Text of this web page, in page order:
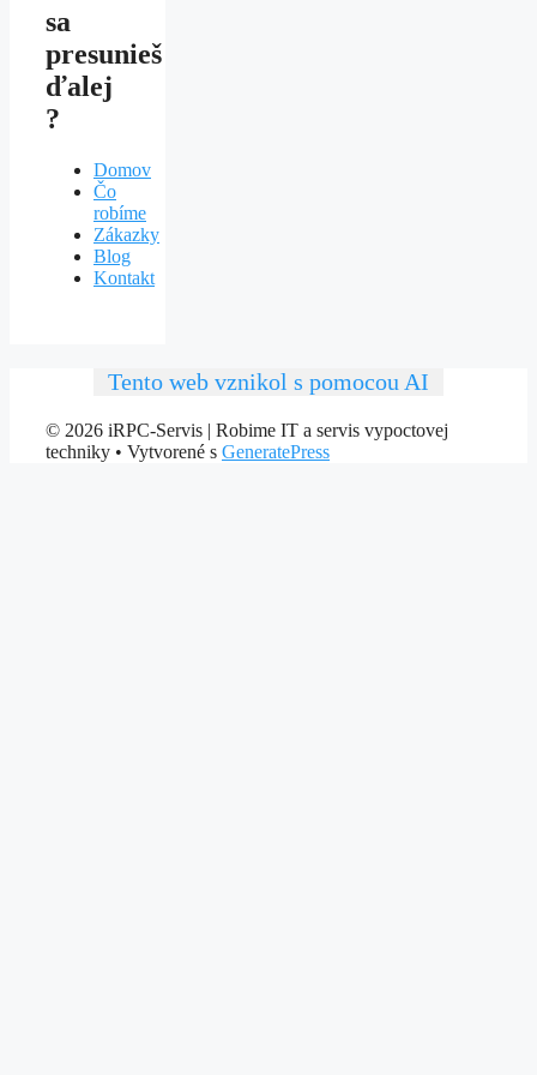
sa
presunieš
ďalej
?
Domov
Čo
robíme
Zákazky
Blog
Kontakt
Tento web vznikol s pomocou AI
© 2026 iRPC-Servis | Robime IT a servis vypoctovej
techniky • Vytvorené s GeneratePress